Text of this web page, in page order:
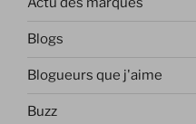
Blogs
Blogueurs que j'aime
Buzz